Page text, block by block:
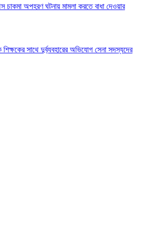
চাকমা অপহরণ ঘটনায় মামলা করতে বাধা দেওয়ার
শিক্ষকের সাথে দুর্ব্যবহারের অভিযোগ সেনা সদস্যদের